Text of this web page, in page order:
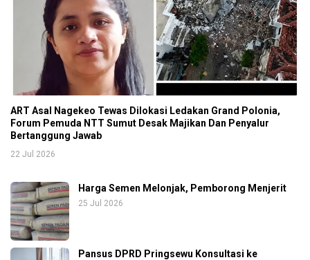
ART Asal Nagekeo Tewas Dilokasi Ledakan Grand Polonia,
Forum Pemuda NTT Sumut Desak Majikan Dan Penyalur
Bertanggung Jawab
22 Jul 2026
Harga Semen Melonjak, Pemborong Menjerit
25 Jul 2026
Pansus DPRD Pringsewu Konsultasi ke